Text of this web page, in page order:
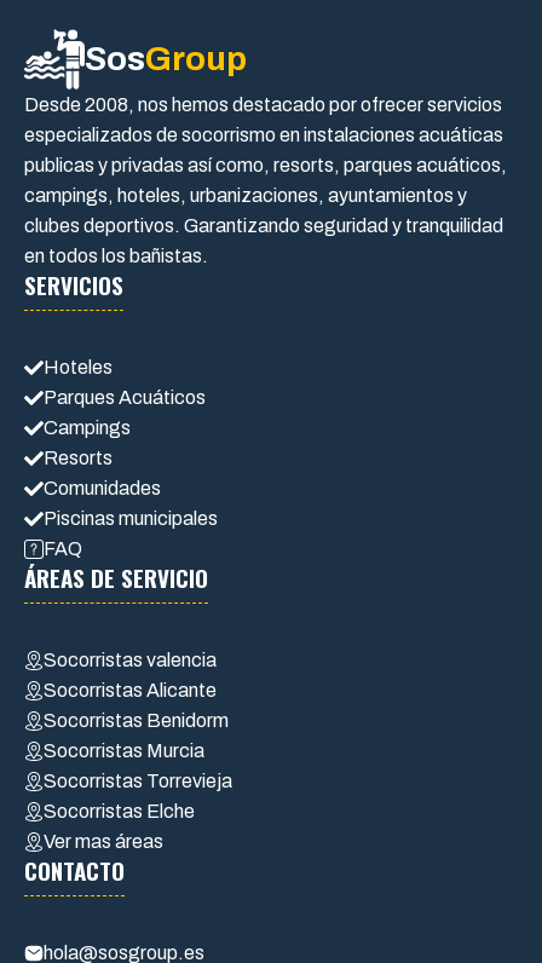
SosGroup
Desde 2008, nos hemos destacado por ofrecer servicios
especializados de socorrismo en instalaciones acuáticas
publicas y privadas así como, resorts, parques acuáticos,
campings, hoteles, urbanizaciones, ayuntamientos y
clubes deportivos. Garantizando seguridad y tranquilidad
en todos los bañistas.
SERVICIOS
Hoteles
Parques Acuáticos
Campings
Resorts
Comunidades
Piscinas municipales
FAQ
ÁREAS DE SERVICIO
Socorristas valencia
Socorristas Alicante
Socorristas Benidorm
Socorristas Murcia
Socorristas Torrevieja
Socorristas Elche
Ver mas áreas
CONTACTO
hola@sosgroup.es